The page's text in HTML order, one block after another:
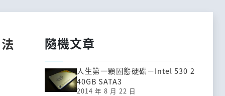
隨機文章
人生第一顆固態硬碟－Intel 530 2
40GB SATA3
2014 年 8 月 22 日